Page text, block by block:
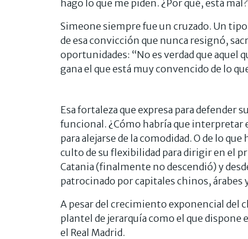
hago lo que me piden. ¿Por qué, está
Simeone siempre fue un cruzado. Un
de esa convicción que nunca resignó,
oportunidades: “No es verdad que aquel
gana el que está muy convencido de lo
Esa fortaleza que expresa para defender
funcional. ¿Cómo habría que interpretar
para alejarse de la comodidad. O de lo
culto de su flexibilidad para dirigir en el
Catania (finalmente no descendió) y
patrocinado por capitales chinos, árabes
A pesar del crecimiento exponencial del
plantel de jerarquía como el que dispone
el Real Madrid.